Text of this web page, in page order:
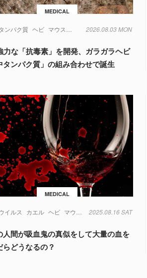
MEDICAL
ンパク質 ヘビ マウス 実験 毒 遺伝子
2026.08.03 MON
力な「抗毒素」を開発、ガラガラヘビ
タンパク質」の組み合わせで誕生
MEDICAL
イルス カエル ヘビ マウス 免疫 毒 糖尿病
2025.08.16 SAT
人間が吸血鬼の真似をして大量の血を
らどうなるの？